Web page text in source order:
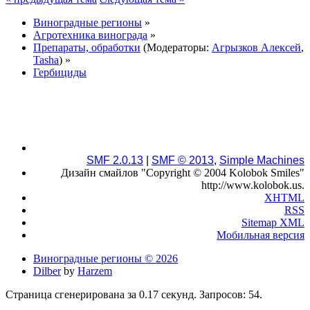
Виноградные регионы »
Агротехника винограда »
Препараты, обработки (Модераторы: Агрызков Алексей,
Tasha) »
Гербициды
SMF 2.0.13 SMF © 2013, Simple Machines
Дизайн смайлов "Copyright © 2004 Kolobok Smiles"
http://www.kolobok.us.
XHTML
RSS
Sitemap XML
Мобильная версия
Виноградные регионы © 2026
Dilberby Harzem
Страница сгенерирована за 0.17 секунд. Запросов: 54.